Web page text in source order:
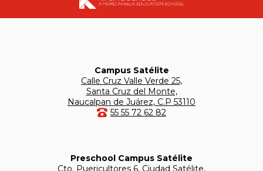
Campus Satélite
Calle Cruz Valle Verde 25,
Santa Cruz del Monte,
Naucalpan de Juárez, C.P 53110
55 55 72 62 82
Preschool Campus Satélite
Cto. Puericultores 6, Ciudad Satélite,